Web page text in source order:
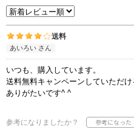
送料
あいろい さん
いつも、購入しています。
送料無料キャンペーンしていただけ
ありがたいです^ ^
参考になりましたか？